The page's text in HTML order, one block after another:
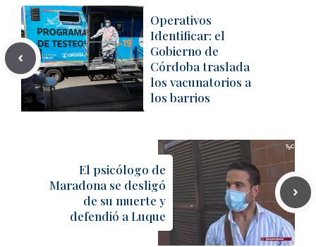
Operativos
Identificar: el
Gobierno de
Córdoba traslada
los vacunatorios a
los barrios
El psicólogo de
Maradona se desligó
de su muerte y
defendió a Luque